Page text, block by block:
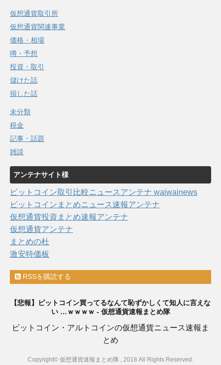
仮想通貨取引所
仮想通貨関連事業
価格・相場
噂・予想
投資・取引
儲けた話
損した話
未分類
税金
記事・話題
雑談
アンテナサイト様
ビットコイン取引比較ニュースアンテナ waiwainews
ビットコインまとめニュース速報アンテナ
仮想通貨投資まとめ速報アンテナ
仮想通貨アンテナ
まとめの杜
激安特価板
RSSを購読する
【悲報】ビットコイン買ってるなんて恥ずかしくて知人に言えな
い …ｗｗｗｗ - 仮想通貨速報まとめ隊
ビットコイン・アルトコインの仮想通貨ニュース速報ま
とめ
Copyright© 仮想通貨速報まとめ隊 , 2018 All Rights Reserved.